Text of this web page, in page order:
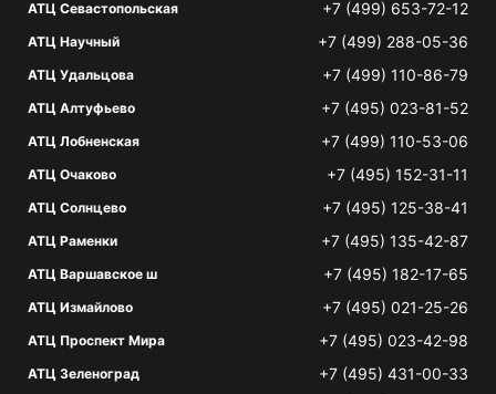
АТЦ Севастопольская +7 (499) 653-72-12
АТЦ Научный +7 (499) 288-05-36
АТЦ Удальцова +7 (499) 110-86-79
АТЦ Алтуфьево +7 (495) 023-81-52
АТЦ Лобненская +7 (499) 110-53-06
АТЦ Очаково +7 (495) 152-31-11
АТЦ Солнцево +7 (495) 125-38-41
АТЦ Раменки +7 (495) 135-42-87
АТЦ Варшавское ш +7 (495) 182-17-65
АТЦ Измайлово +7 (495) 021-25-26
АТЦ Проспект Мира +7 (495) 023-42-98
АТЦ Зеленоград +7 (495) 431-00-33